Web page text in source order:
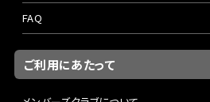
FAQ
ご利用にあたって